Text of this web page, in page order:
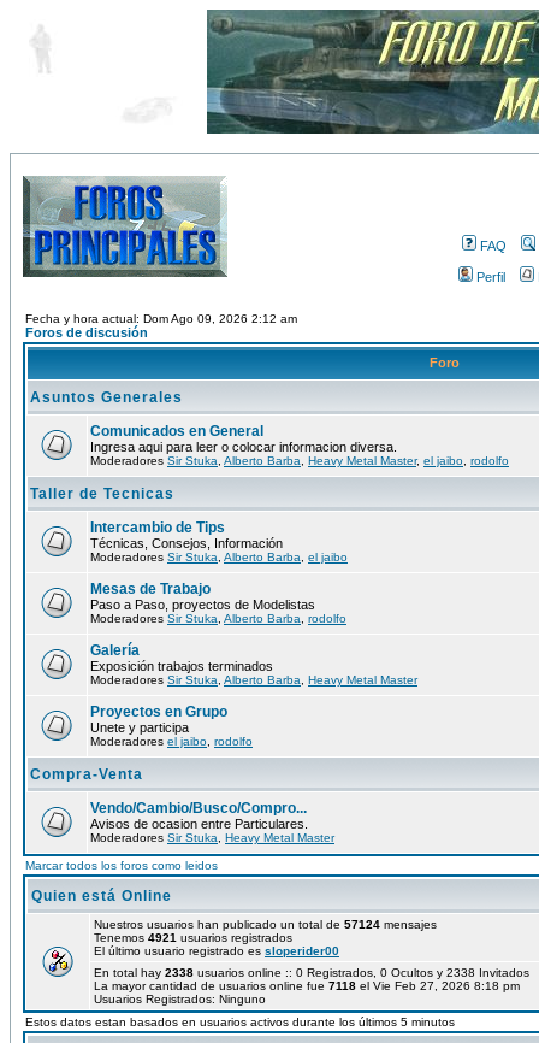
FAQ
Perfil
Fecha y hora actual: Dom Ago 09, 2026 2:12 am
Foros de discusión
Foro
Asuntos Generales
Comunicados en General
Ingresa aqui para leer o colocar informacion diversa.
Moderadores Sir Stuka Alberto Barba Heavy Metal Master, el jaibo rodolfo
Taller de Tecnicas
Intercambio de Tips
Técnicas, Consejos, Información
Moderadores Sir Stuka Alberto Barba el jaibo
Mesas de Trabajo
Paso a Paso, proyectos de Modelistas
Moderadores Sir Stuka Alberto Barba rodolfo
Galería
Exposición trabajos terminados
Moderadores Sir Stuka Alberto Barba Heavy Metal Master
Proyectos en Grupo
Unete y participa
Moderadores el jaibo rodolfo
Compra-Venta
Vendo/Cambio/Busco/Compro...
Avisos de ocasion entre Particulares.
Moderadores Sir Stuka Heavy Metal Master
Marcar todos los foros como leidos
Quien está Online
Nuestros usuarios han publicado un total de 57124 mensajes
Tenemos 4921 usuarios registrados
El último usuario registrado es sloperider00
En total hay 2338 usuarios online :: 0 Registrados, 0 Ocultos y 2338
La mayor cantidad de usuarios online fue 7118 el Vie Feb 27, 2026 8:18 pm
Usuarios Registrados: Ninguno
Estos datos estan basados en usuarios activos durante los últimos 5 minutos